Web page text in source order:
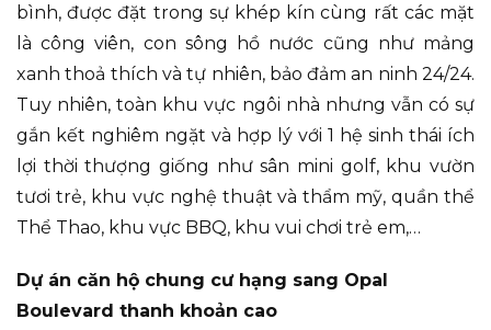
bình, được đặt trong sự khép kín cùng rất các mặt
là công viên, con sông hồ nước cũng như mảng
xanh thoả thích và tự nhiên, bảo đảm an ninh 24/24.
Tuy nhiên, toàn khu vực ngôi nhà nhưng vẫn có sự
gắn kết nghiêm ngặt và hợp lý với 1 hệ sinh thái ích
lợi thời thượng giống như sân mini golf, khu vườn
tươi trẻ, khu vực nghệ thuật và thẩm mỹ, quần thể
Thể Thao, khu vực BBQ, khu vui chơi trẻ em,…
Dự án căn hộ chung cư hạng sang Opal
Boulevard thanh khoản cao